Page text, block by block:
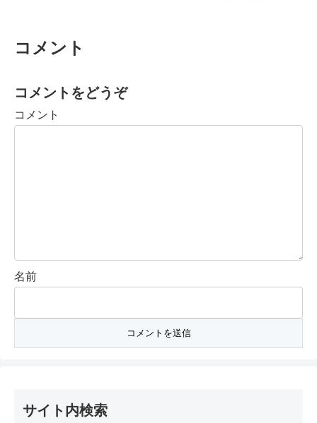
コメント
コメントをどうぞ
コメント
名前
サイト内検索